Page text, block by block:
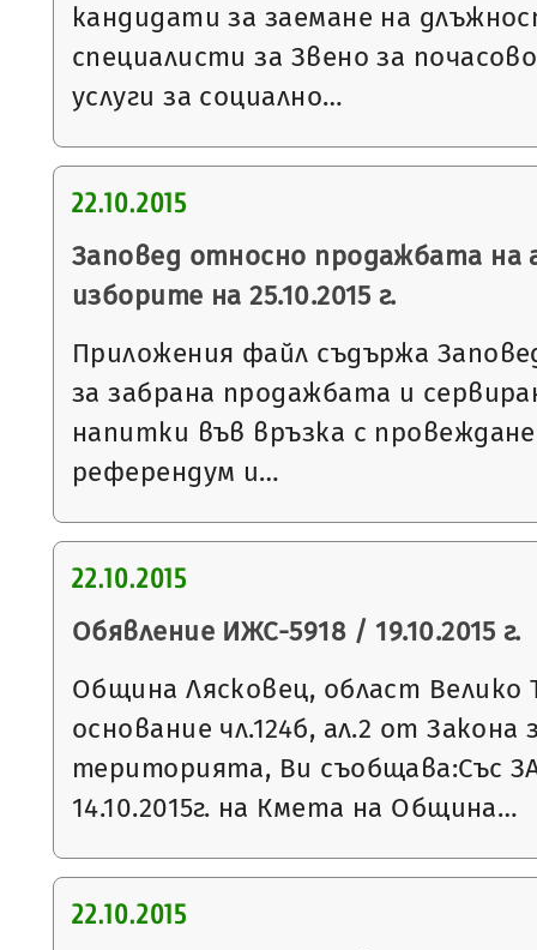
кандидати за заемане на
специалисти за Звено за
услуги за социално…
22.10.2015
Заповед относно продажбата на
изборите на 25.10.2015 г.
Приложения файл съдържа
за забрана продажбата и
напитки във връзка с
референдум и…
22.10.2015
Обявление ИЖС-5918 / 19.10.2015 г.
Община Лясковец, област Велико
основание чл.124б, ал.2 от
територията, Ви съобщава:Със
14.10.2015г. на Кмета на Община…
22.10.2015